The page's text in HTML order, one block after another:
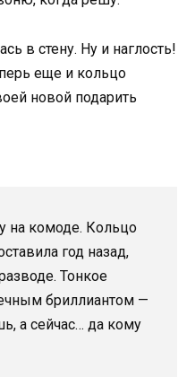
в стену. Ну и наглость!
еще и кольцо
новой подарить
на комоде. Кольцо
год назад,
Тонкое
бриллиантом —
а сейчас… да кому